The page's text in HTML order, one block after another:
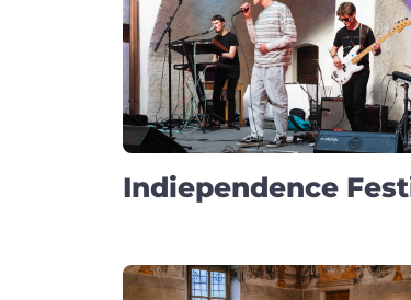
Indiependence